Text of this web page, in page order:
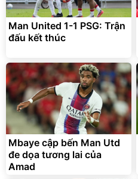
Man United 1-1 PSG: Trận
đấu kết thúc
Mbaye cập bến Man Utd
đe dọa tương lai của
Amad